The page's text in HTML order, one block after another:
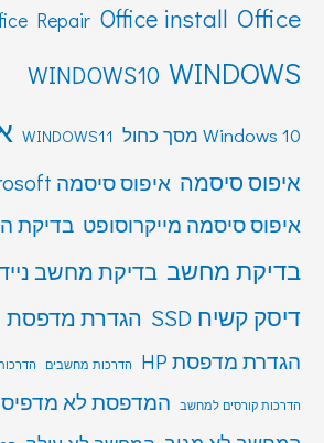
Office
Office install
Repair
WINDOWS
WINDOWS10
Windows 10 מסך כחול WINDOWS11
איפוס סיסמה איפוס סיסמה Microsoft
איפוס סיסמה מייקרוסופט בדיקת
בדיקת מחשב בדיקת מחשב
דיסק קשיח SSD
הגדרת מדפסת
הגדרת מדפסת HP הדרכות מחשבים
הדרכות קורסים למחשב המדפסת לא